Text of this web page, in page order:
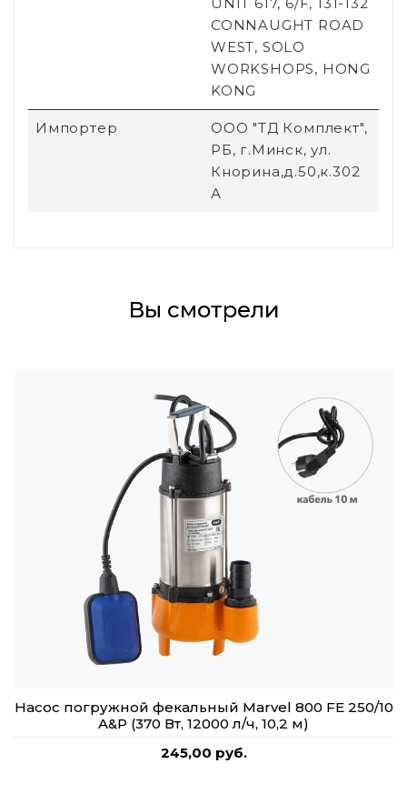
CONNAUGHT ROAD
WEST, SOLO
WORKSHOPS, HONG
KONG
Импортер
ООО "ТД Комплект",
РБ, г.Минск, ул.
Кнорина,д.50,к.302
А
Вы смотрели
Насос погружной фекальный Marvel 800 FE 250/10
A&P (370 Вт, 12000 л/ч, 10,2 м)
245,00 руб.